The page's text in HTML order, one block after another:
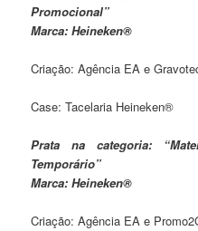
Promocional”
Marca: Heineken®
Criação: Agência EA e
Case: Tacelaria Heineken®
Prata na categoria:
Temporário”
Marca: Heineken®
Criação: Agência EA e